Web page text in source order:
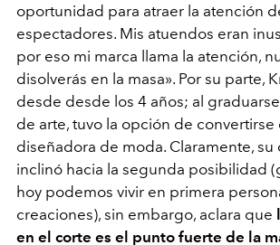
oportunidad para atraer la atención
espectadores. Mis atuendos eran
por eso mi marca llama la atención,
disolverás en la masa». Por su parte,
desde desde los 4 años; al
de arte, tuvo la opción de
diseñadora de moda. Claramente, su
inclinó hacia la segunda posibilidad
hoy podemos vivir en primera
creaciones), sin embargo, aclara que
en el corte es el punto fuerte de la